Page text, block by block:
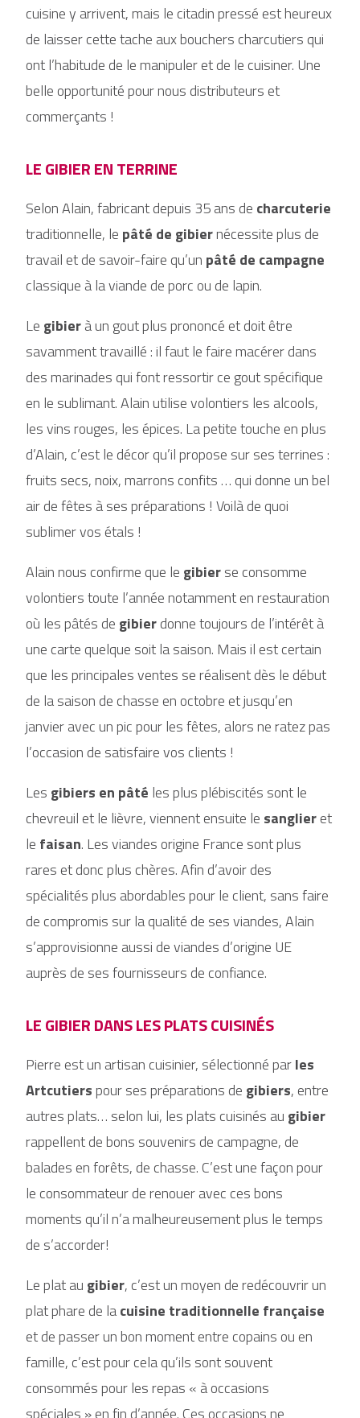
cuisine y arrivent, mais le citadin pressé est heureux
de laisser cette tache aux bouchers charcutiers qui
ont l’habitude de le manipuler et de le cuisiner. Une
belle opportunité pour nous distributeurs et
commerçants !
LE GIBIER EN TERRINE
Selon Alain, fabricant depuis 35 ans de charcuterie
traditionnelle, le pâté de gibiernécessite plus de
travail et de savoir-faire qu’un pâté de campagne
classique à la viande de porc ou de lapin.
Le gibierà un gout plus prononcé et doit être
savamment travaillé : il faut le faire macérer dans
des marinades qui font ressortir ce gout spécifique
en le sublimant. Alain utilise volontiers les alcools,
les vins rouges, les épices. La petite touche en plus
d’Alain, c’est le décor qu’il propose sur ses terrines :
fruits secs, noix, marrons confits … qui donne un bel
air de fêtes à ses préparations ! Voilà de quoi
sublimer vos étals !
Alain nous confirme que le gibierse consomme
volontiers toute l’année notamment en restauration
où les pâtés de gibierdonne toujours de l’intérêt à
une carte quelque soit la saison. Mais il est certain
que les principales ventes se réalisent dès le début
de la saison de chasse en octobre et jusqu’en
janvier avec un pic pour les fêtes, alors ne ratez pas
l’occasion de satisfaire vos clients !
Les gibiers en pâté les plus plébiscités sont le
chevreuil et le lièvre, viennent ensuite le sanglieret
le faisan. Les viandes origine France sont plus
rares et donc plus chères. Afin d’avoir des
spécialités plus abordables pour le client, sans faire
de compromis sur la qualité de ses viandes, Alain
s’approvisionne aussi de viandes d’origine UE
auprès de ses fournisseurs de confiance.
LE GIBIER DANS LES PLATS CUISINÉS
Pierre est un artisan cuisinier, sélectionné parles
Artcutierspour ses préparations de gibiers, entre
autres plats… selon lui, les plats cuisinés au gibier
rappellent de bons souvenirs de campagne, de
balades en forêts, de chasse. C’est une façon pour
le consommateur de renouer avec ces bons
moments qu’il n’a malheureusement plus le temps
de s’accorder!
Le plat au gibier, c’est un moyen de redécouvrir un
plat phare de lacuisine traditionnelle française
et de passer un bon moment entre copains ou en
famille, c’est pour cela qu’ils sont souvent
consommés pour les repas « à occasions